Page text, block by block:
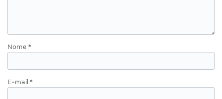
Nome *
E-mail *